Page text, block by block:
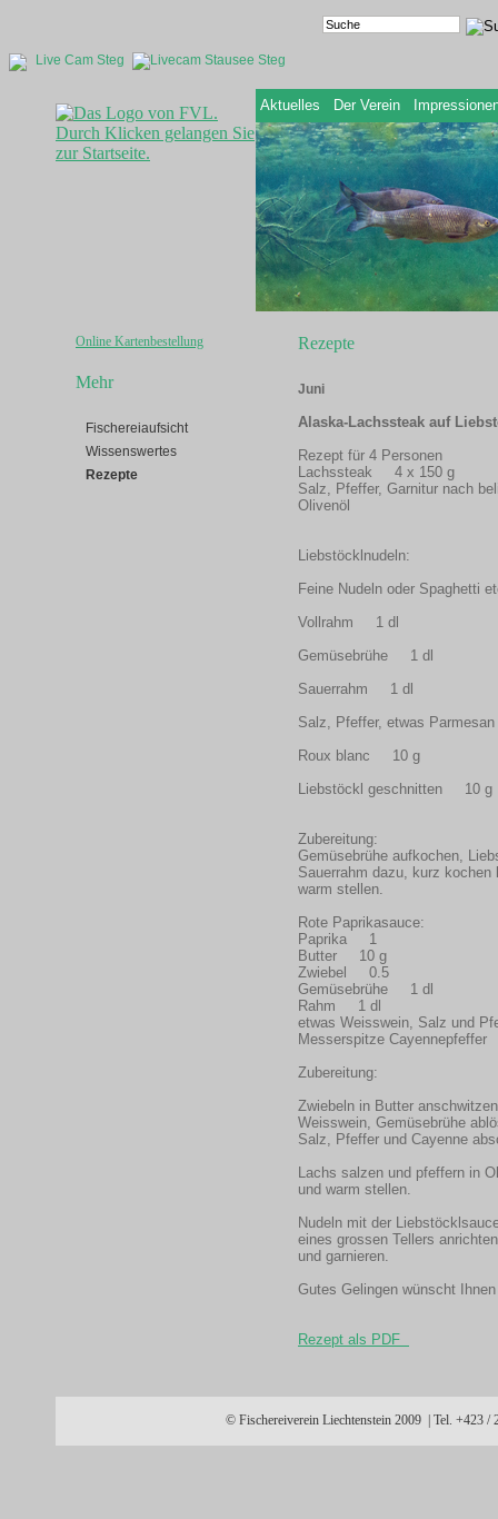
Live Cam Steg
Aktuelles Der Verein
Online Kartenbestellung
Mehr
Fischereiaufsicht
Wissenswertes
Rezepte
Rezepte
Juni
Alaska-Lachssteak auf
Rezept für 4 Personen
Lachssteak 4 x 150 g
Salz, Pfeffer, Garnitur nach
Olivenöl
Liebstöcklnudeln:
Feine Nudeln oder
Vollrahm 1 dl
Gemüsebrühe 1 dl
Sauerrahm 1 dl
Salz, Pfeffer, etwas
Roux blanc 10 g
Liebstöckl geschnitten 10 g
Zubereitung:
Gemüsebrühe aufkochen,
Sauerrahm dazu, kurz
warm stellen.
Rote Paprikasauce:
Paprika 1
Butter 10 g
Zwiebel 0.5
Gemüsebrühe 1 dl
Rahm 1 dl
etwas Weisswein, Salz
Messerspitze
Zubereitung:
Zwiebeln in Butter
Weisswein, Gemüsebrühe
Salz, Pfeffer und Cayenne
Lachs salzen und pfeffern in
und warm stellen.
Nudeln mit der
eines grossen Tellers
und garnieren.
Gutes Gelingen wünscht
Rezept als PDF
© Fischereiverein Liechtenstein 2009 | Tel. +423